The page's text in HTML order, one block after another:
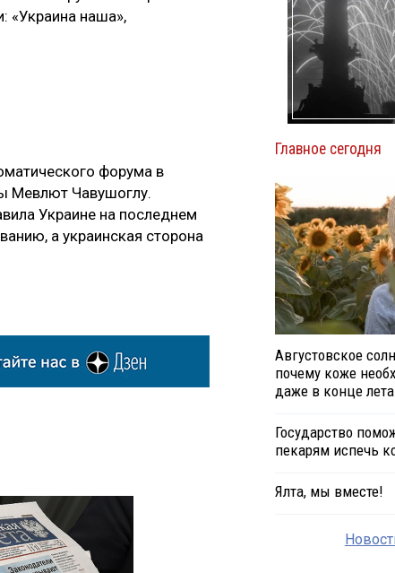
«Украина наша»,
форума в
Мевлют Чавушоглу.
Украине на последнем
а украинская сторона
Главное сегодня
Августовское
почему коже
даже в конце лета
Государство
пекарям испечь
Ялта, мы вместе!